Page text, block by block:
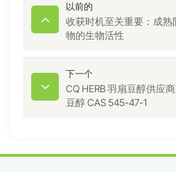
以前的
收获时机至关重要：成熟
物的生物活性
下一个
CQ HERB 羽扇豆醇供应
豆醇 CAS 545-47-1